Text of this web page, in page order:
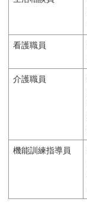
看護職員
介護職員
機能訓練指導員